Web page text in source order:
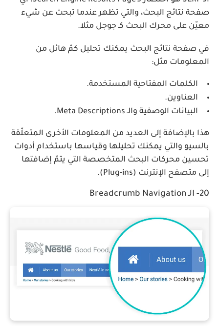
صفحة نتائج البحث، والتي تظهر عندما تبحث عن شيء
معيّن على محرك البحث كـ جوجل مثلا.
في صفحة نتائج البحث يمكنك تحليل كمّ هائل من
المعلومات مثل:
الكلمات المفتاحية المستخدمة.
العناوين.
البيانات الوصفية والـ Meta Descriptions.
هذا بالإضافة إلى العديد من المعلومات الأخرى المتعلّقة
بالسيو والتي يمكنك تحليلها وقياسها باستخدام أدوات
تحسين محركات البحث المتخصصة التي يتمّ إضافتها
إلى متصفح الإنترنت (Plug-ins).
20- الـ Breadcrumb Navigation